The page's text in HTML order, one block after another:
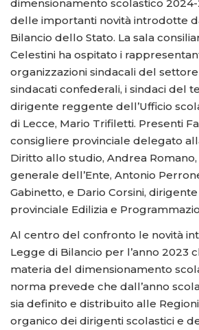
dimensionamento scolastico
delle importanti novità introdotte
Bilancio dello Stato. La sala
Celestini ha ospitato i
organizzazioni sindacali del
sindacati confederali, i sindaci del
dirigente reggente dell’Ufficio
di Lecce, Mario Trifiletti. Presenti
consigliere provinciale delegato
Diritto allo studio, Andrea
generale dell’Ente, Antonio
Gabinetto, e Dario Corsini,
provinciale Edilizia e
Al centro del confronto le novità
Legge di Bilancio per l’anno 2023
materia del dimensionamento
norma prevede che dall’anno
sia definito e distribuito alle
organico dei dirigenti scolastici e